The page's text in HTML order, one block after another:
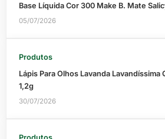
Base Líquida Cor 300 Make B. Mate
05/07/2026
Produtos
Lápis Para Olhos Lavanda Lavandíssima
1,2g
30/07/2026